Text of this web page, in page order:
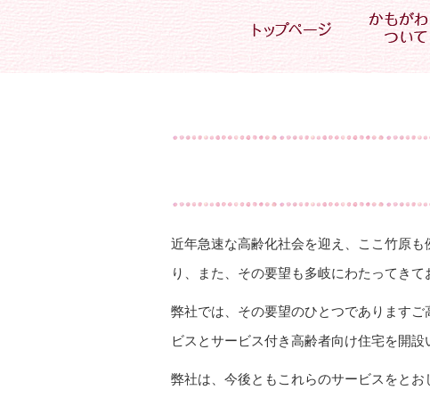
近年急速な高齢化社会を迎え、ここ竹原
り、また、その要望も多岐にわたってきて
弊社では、その要望のひとつであります
ビスとサービス付き高齢者向け住宅を開設
弊社は、今後ともこれらのサービスをと